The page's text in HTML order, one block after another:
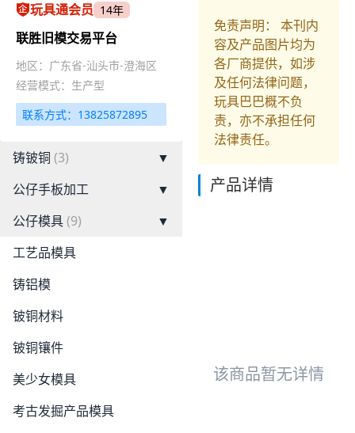
玩具通会员 14年
联胜旧模交易平台
地区：广东省-汕头市-澄海区
经营模式：生产型
联系方式：13825872895
铸铍铜 (3)
▼
公仔手板加工
▼
公仔模具(9)
▼
工艺品模具
铸铝模
铍铜材料
铍铜镶件
美少女模具
考古发掘产品模具
免责声明： 本刊内
容及产品图片均为
各厂商提供，如涉
及任何法律问题，
玩具巴巴概不负
责，亦不承担任何
法律责任。
产品详情
该商品暂无详情